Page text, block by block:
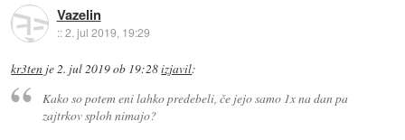
Vazelin
::2. jul 2019, 19:29
kr3ten je2. jul 2019 ob 19:28izjavil:
Kako so potem eni lahko predebeli, če jejo samo 1x na dan pa
zajtrkov sploh nimajo?